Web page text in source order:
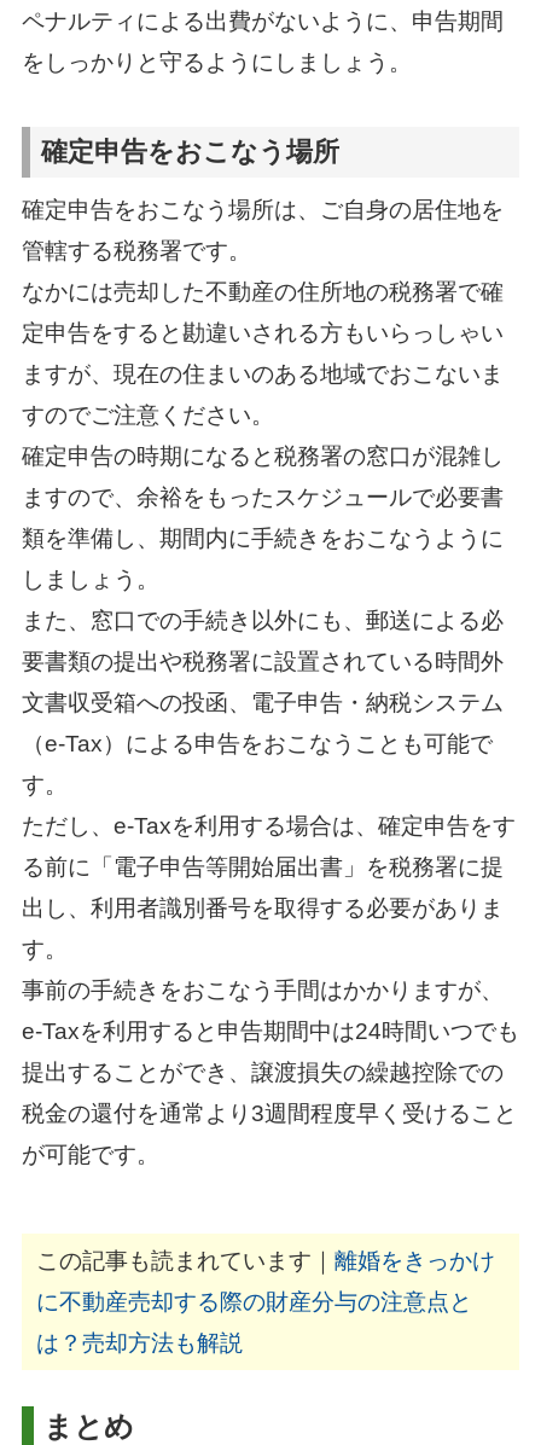
ペナルティによる出費がないように、申告期間
をしっかりと守るようにしましょう。
確定申告をおこなう場所
確定申告をおこなう場所は、ご自身の居住地を
管轄する税務署です。
なかには売却した不動産の住所地の税務署で確
定申告をすると勘違いされる方もいらっしゃい
ますが、現在の住まいのある地域でおこないま
すのでご注意ください。
確定申告の時期になると税務署の窓口が混雑し
ますので、余裕をもったスケジュールで必要書
類を準備し、期間内に手続きをおこなうように
しましょう。
また、窓口での手続き以外にも、郵送による必
要書類の提出や税務署に設置されている時間外
文書収受箱への投函、電子申告・納税システム
（e-Tax）による申告をおこなうことも可能で
す。
ただし、e-Taxを利用する場合は、確定申告をす
る前に「電子申告等開始届出書」を税務署に提
出し、利用者識別番号を取得する必要がありま
す。
事前の手続きをおこなう手間はかかりますが、
e-Taxを利用すると申告期間中は24時間いつでも
提出することができ、譲渡損失の繰越控除での
税金の還付を通常より3週間程度早く受けること
が可能です。
この記事も読まれています｜ 離婚をきっかけ
に不動産売却する際の財産分与の注意点と
は？売却方法も解説
まとめ